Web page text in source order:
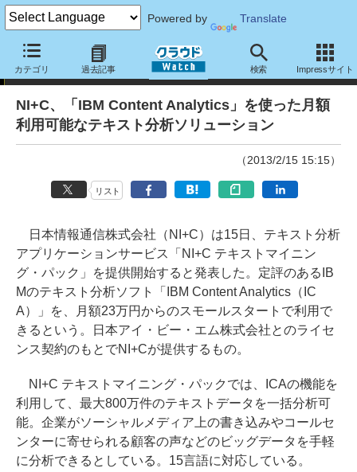
Powered by Translate
カテゴリ 過去記事 検索 Impressサイト
ニュース
NI+C、「IBM Content Analytics」を使った月額
利用可能なテキスト分析ソリューション
（2013/2/15 15:15）
リスト
日本情報通信株式会社（NI+C）は15日、テキスト分析
アプリケーションサービス「NI+C テキストマイニン
グ・パック」を提供開始すると発表した。定評のあるIB
Mのテキスト分析ソフト「IBM Content Analytics（IC
A）」を、月額23万円からのスモールスタートで利用で
きるという。日本アイ・ビー・エム株式会社とのライセ
ンス契約のもとでNI+Cが提供するもの。
NI+C テキストマイニング・パックでは、ICAの機能を
利用して、最大800万件のテキストデータを一括分析可
能。企業がソーシャルメディア上の書き込みやコールセ
ンターに寄せられる顧客の声などのビッグデータを手軽
に分析できるとしている。15言語に対応している。